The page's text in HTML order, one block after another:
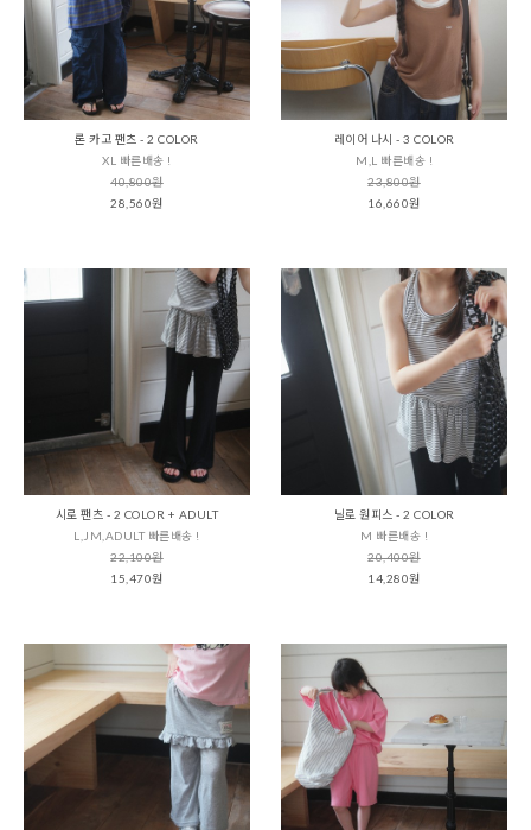
론 카고 팬츠 - 2 COLOR
XL 빠른배송 !
40,800원
28,560원
레이어 나시 - 3 COLOR
M,L 빠른배송 !
23,800원
16,660원
시로 팬츠 - 2 COLOR + ADULT
L,JM,ADULT 빠른배송 !
22,100원
15,470원
닐로 원피스 - 2 COLOR
M 빠른배송 !
20,400원
14,280원